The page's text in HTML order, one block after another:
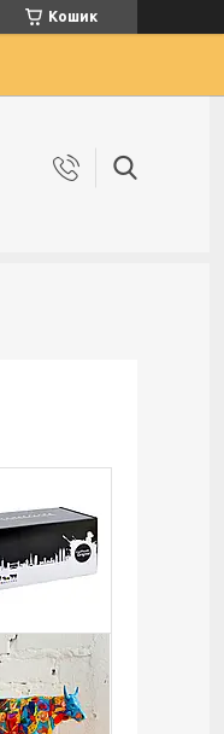
Кошик